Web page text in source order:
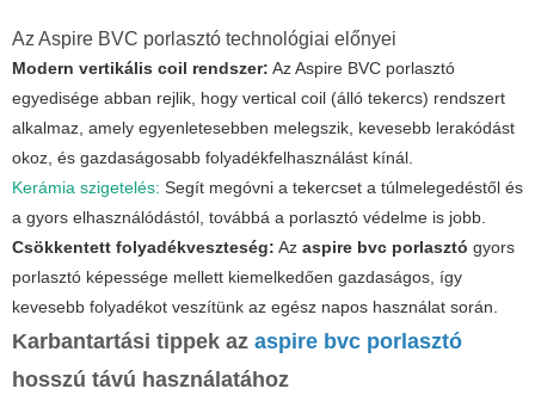
Az Aspire BVC porlasztó technológiai előnyei
Modern vertikális coil rendszer: Az Aspire BVC porlasztó
egyedisége abban rejlik, hogy vertical coil (álló tekercs) rendszert
alkalmaz, amely egyenletesebben melegszik, kevesebb lerakódást
okoz, és gazdaságosabb folyadékfelhasználást kínál.
Kerámia szigetelés: Segít megóvni a tekercset a túlmelegedéstől és
a gyors elhasználódástól, továbbá a porlasztó védelme is jobb.
Csökkentett folyadékveszteség: Az aspire bvc porlasztó gyors
porlasztó képessége mellett kiemelkedően gazdaságos, így
kevesebb folyadékot veszítünk az egész napos használat során.
Karbantartási tippek az aspire bvc porlasztó
hosszú távú használatához